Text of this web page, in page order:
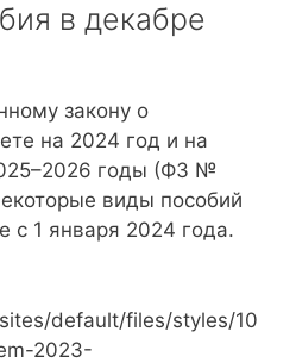
в декабре
закону о
на 2024 год и на
годы (ФЗ №
виды пособий
с 1 января 2024 года.
default/files/styles/10
2023-